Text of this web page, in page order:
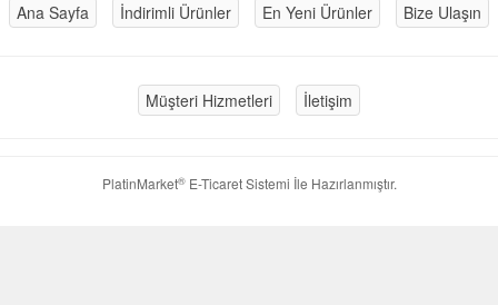
Ana Sayfa İndirimli Ürünler En Yeni Ürünler Bize Ulaşın
Müşteri Hizmetleri İletişim
PlatinMarket®E-Ticaret Sistemi İle Hazırlanmıştır.